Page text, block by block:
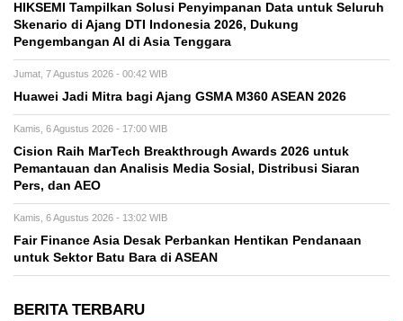
HIKSEMI Tampilkan Solusi Penyimpanan Data untuk Seluruh
Skenario di Ajang DTI Indonesia 2026, Dukung
Pengembangan AI di Asia Tenggara
Jumat, 7 Agustus 2026 - 00:42 WIB
Huawei Jadi Mitra bagi Ajang GSMA M360 ASEAN 2026
Kamis, 6 Agustus 2026 - 17:00 WIB
Cision Raih MarTech Breakthrough Awards 2026 untuk
Pemantauan dan Analisis Media Sosial, Distribusi Siaran
Pers, dan AEO
Kamis, 6 Agustus 2026 - 13:02 WIB
Fair Finance Asia Desak Perbankan Hentikan Pendanaan
untuk Sektor Batu Bara di ASEAN
BERITA TERBARU